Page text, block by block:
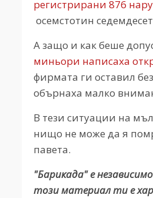
регистрирани 876
осемстотин
А защо и как беше
миньори написаха
фирмата ги оставил
обърнаха малко
В тези ситуации на
нищо не може да я
павета.
"Барикада" е
този материал ти е